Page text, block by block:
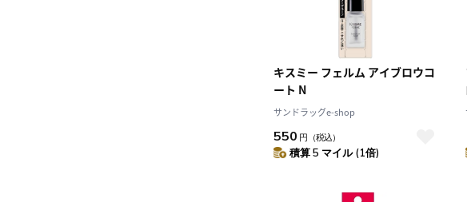
キスミー フェルム アイブロウコ
ート N
サンドラッグe-shop
550 円 （税込）
積算 5 マイル (1倍)